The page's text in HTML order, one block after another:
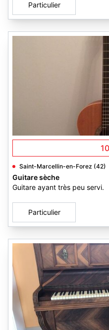
Particulier
Saint-Marcellin-en-Forez (42)
Guitare sèche
Guitare ayant très peu servi.
Particulier